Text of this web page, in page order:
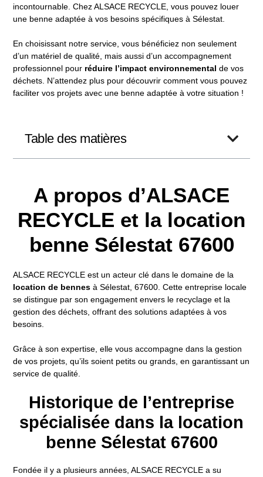
incontournable. Chez ALSACE RECYCLE, vous pouvez louer
une benne adaptée à vos besoins spécifiques à Sélestat.
En choisissant notre service, vous bénéficiez non seulement
d’un matériel de qualité, mais aussi d’un accompagnement
professionnel pour réduire l’impact environnemental de vos
déchets. N’attendez plus pour découvrir comment vous pouvez
faciliter vos projets avec une benne adaptée à votre situation !
Table des matières
A propos d’ALSACE
RECYCLE et la location
benne Sélestat 67600
ALSACE RECYCLE est un acteur clé dans le domaine de la
location de bennes à Sélestat, 67600. Cette entreprise locale
se distingue par son engagement envers le recyclage et la
gestion des déchets, offrant des solutions adaptées à vos
besoins.
Grâce à son expertise, elle vous accompagne dans la gestion
de vos projets, qu’ils soient petits ou grands, en garantissant un
service de qualité.
Historique de l’entreprise
spécialisée dans la location
benne Sélestat 67600
Fondée il y a plusieurs années, ALSACE RECYCLE a su